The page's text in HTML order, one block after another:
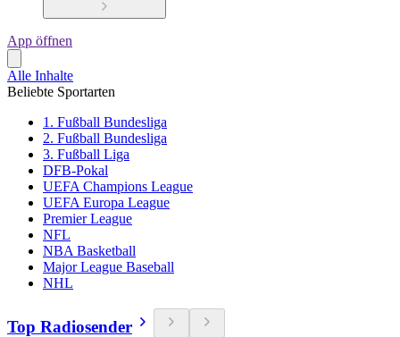
App öffnen
Alle Inhalte
Beliebte Sportarten
1. Fußball Bundesliga
2. Fußball Bundesliga
3. Fußball Liga
DFB-Pokal
UEFA Champions League
UEFA Europa League
Premier League
NFL
NBA Basketball
Major League Baseball
NHL
Top Radiosender